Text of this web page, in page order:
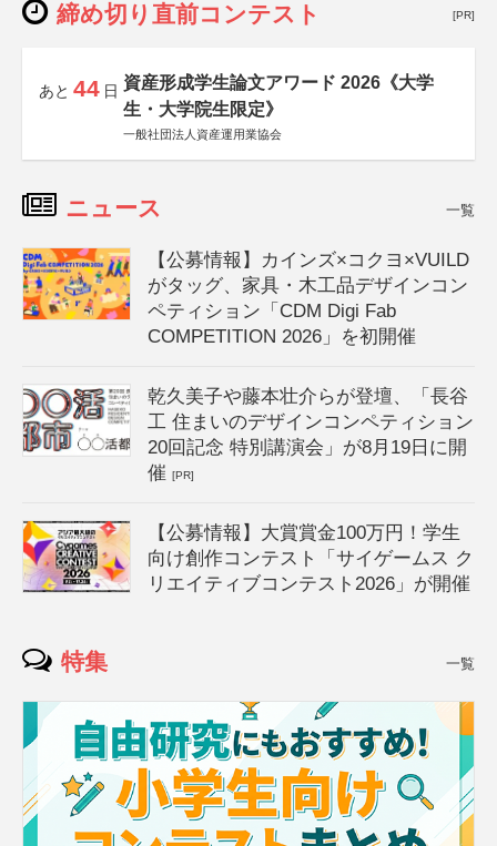
締め切り直前コンテスト [PR]
あと 44 日 資産形成学生論文アワード 2026《大学
生・大学院生限定》
一般社団法人資産運用業協会
ニュース 一覧
【公募情報】カインズ×コクヨ×VUILD
がタッグ、家具・木工品デザインコン
ペティション「CDM Digi Fab
COMPETITION 2026」を初開催
乾久美子や藤本壮介らが登壇、「長谷
工 住まいのデザインコンペティション
20回記念 特別講演会」が8月19日に開
催[PR]
【公募情報】大賞賞金100万円！学生
向け創作コンテスト「サイゲームス ク
リエイティブコンテスト2026」が開催
特集 一覧